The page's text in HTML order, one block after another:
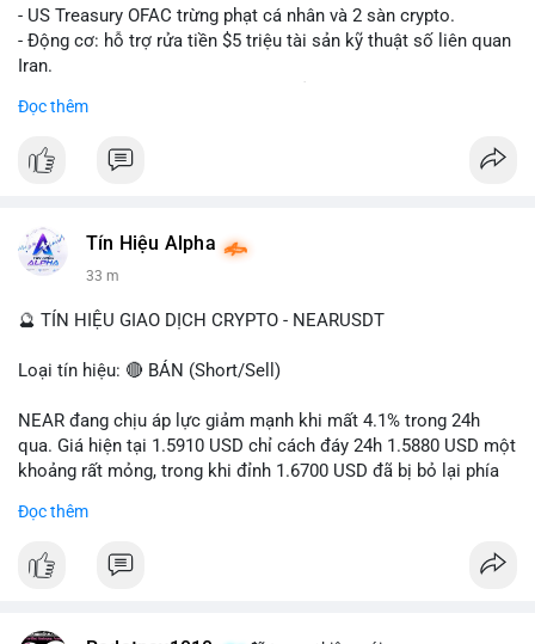
- US Treasury OFAC trừng phạt cá nhân và 2 sàn crypto.
- Động cơ: hỗ trợ rửa tiền $5 triệu tài sản kỹ thuật số liên quan
Iran.
- Tác động: rủi ro cho thị trường crypto, tăng áp lực pháp lý.
#binancesquare
#vlikevn #titanbot
📰 Nguồn: Cointelegraph
Đọc thêm
Tín Hiệu Alpha
33 m
🔮 TÍN HIỆU GIAO DỊCH CRYPTO - NEARUSDT
Loại tín hiệu: 🔴 BÁN (Short/Sell)
NEAR đang chịu áp lực giảm mạnh khi mất 4.1% trong 24h
qua. Giá hiện tại 1.5910 USD chỉ cách đáy 24h 1.5880 USD một
khoảng rất mỏng, trong khi đỉnh 1.6700 USD đã bị bỏ lại phía
kiểm soát hoàn toàn. Khối lượng giao dịch 10.29 triệu NEAR
tiếp diễn.
Đọc thêm